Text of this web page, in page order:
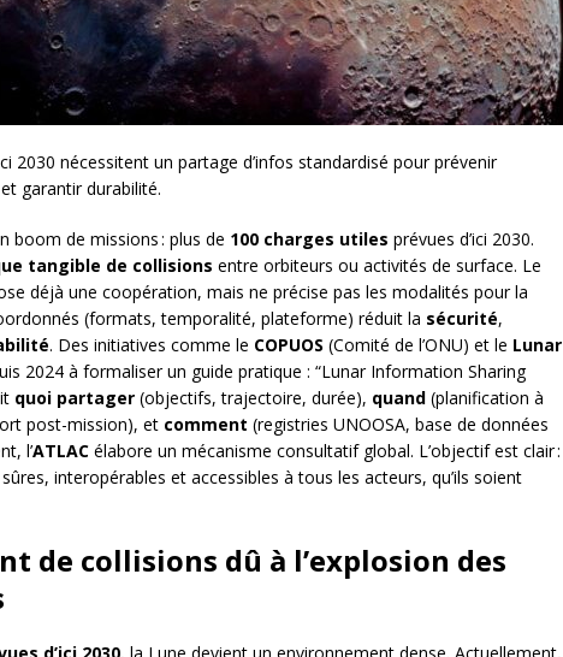
2030 nécessitent un partage d’infos standardisé pour prévenir
garantir durabilité.
boom de missions : plus de 100 charges utiles prévues d’ici 2030.
tangible de collisions entre orbiteurs ou activités de surface. Le
déjà une coopération, mais ne précise pas les modalités pour la
(formats, temporalité, plateforme) réduit la sécurité,
. Des initiatives comme le COPUOS (Comité de l’ONU) et le Lunar
2024 à formaliser un guide pratique : “Lunar Information Sharing
quoi partager (objectifs, trajectoire, durée), quand (planification à
post-mission), et comment (registries UNOOSA, base de données
l’ATLAC élabore un mécanisme consultatif global. L’objectif est clair :
interopérables et accessibles à tous les acteurs, qu’ils soient
de collisions dû à l’explosion des